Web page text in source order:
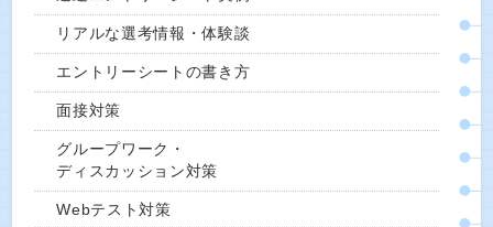
リアルな選考情報・体験談
エントリーシートの書き方
面接対策
グループワーク・
ディスカッション対策
Webテスト対策